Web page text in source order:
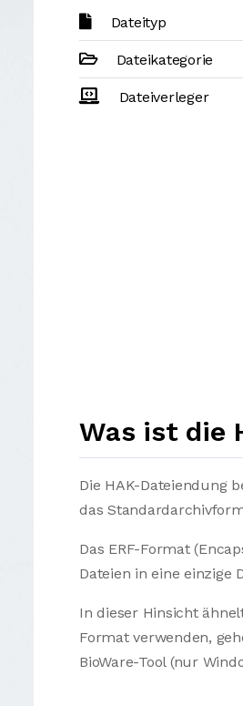
Dateityp
Dateikategorie
Dateiverleger
Was ist die
Die HAK-Dateiendung
das
Das ERF-Format
Dateien in eine einzige
In dieser Hinsicht
Format verwenden,
BioWare-Tool (nur